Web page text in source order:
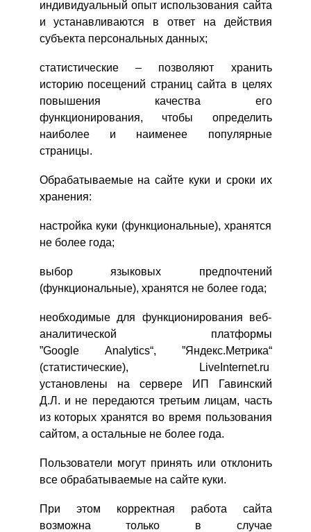
индивидуальный опыт использования сайта
и устанавливаются в ответ на действия
субъекта персональных данных;
статистические – позволяют хранить
историю посещений страниц сайта в целях
повышения качества его
функционирования, чтобы определить
наиболее и наименее популярные
страницы.
Обрабатываемые на сайте куки и сроки их
хранения:
настройка куки (функциональные), хранятся
не более года;
выбор языковых предпочтений
(функциональные), хранятся не более года;
необходимые для функционирования веб-
аналитической платформы
”Google Analytics“, ”Яндекс.Метрика“
(статистические), LiveInternet.ru
установлены на сервере ИП Гавинский
Д.Л. и не передаются третьим лицам, часть
из которых хранятся во время пользования
сайтом, а остальные не более года.
Пользователи могут принять или отклонить
все обрабатываемые на сайте куки.
При этом корректная работа сайта
возможна только в случае
ВХОД НА САЙТ РЕГИСТРАЦИЯ
Войдите
с помощью социальных сетей:
ЕЩЕ НЕ ЗАРЕГИСТРИРОВАННЫ?
Забыли пароль?